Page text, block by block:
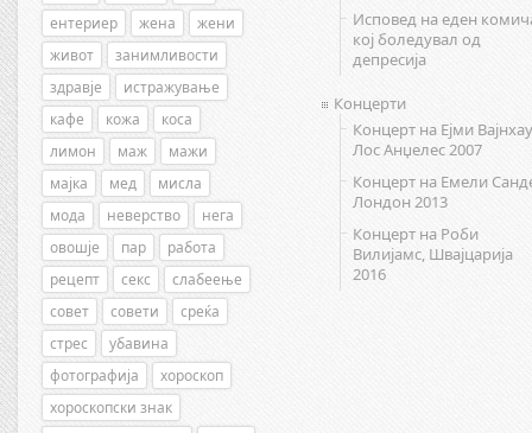
ентериер
жена
жени
живот
занимливости
здравје
истражување
кафе
кожа
коса
лимон
маж
мажи
мајка
мед
мисла
мода
неверство
нега
овошје
пар
работа
рецепт
секс
слабеење
совет
совети
среќа
стрес
убавина
фотографија
хороскоп
хороскопски знак
Исповед на еден
кој боледувал од
депресија
Концерти
Концерт на Ејми
Лос Анџелес 2007
Концерт на Емели
Лондон 2013
Концерт на Роби
Вилијамс, Швајцарија
2016